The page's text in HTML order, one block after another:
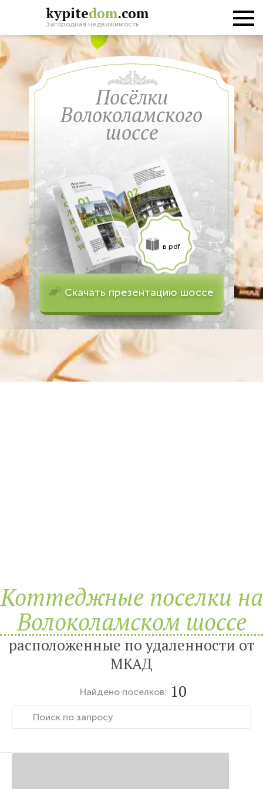
kypitedom.com
Загородная недвижимость
Поcёлки
Волоколамского
шоссе
в pdf
Скачать презентацию шоссе
Коттеджные поселки на
Волоколамском шоссе
расположенные по удаленности от
МКАД
Найдено поселков: 10